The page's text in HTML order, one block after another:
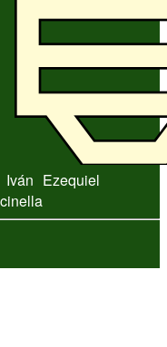
Ezequiel